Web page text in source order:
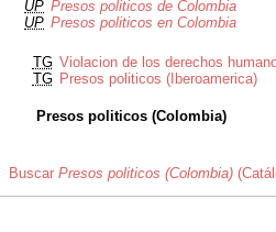
UP Presos politicos de Colombia
UP Presos politicos en Colombia
TG Violacion de los derechos
TG Presos politicos (Iberoamerica)
Presos politicos (Colombia)
Buscar Presos politicos (Colombia)